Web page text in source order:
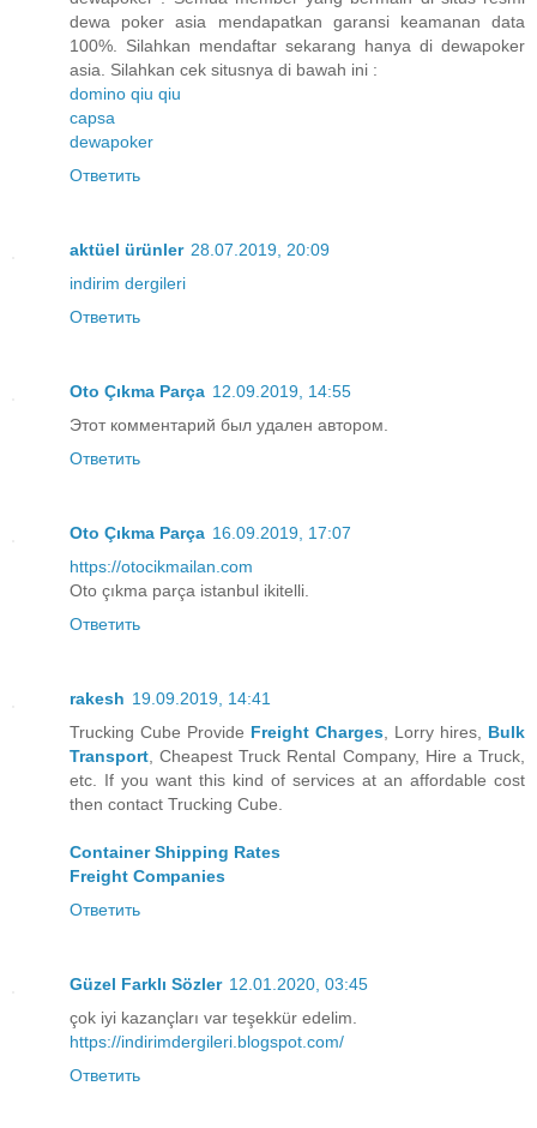
dewa poker asia mendapatkan garansi keamanan data
100%. Silahkan mendaftar sekarang hanya di dewapoker
asia. Silahkan cek situsnya di bawah ini :
domino qiu qiu
capsa
dewapoker
Ответить
aktüel ürünler 28.07.2019, 20:09
indirim dergileri
Ответить
Oto Çıkma Parça 12.09.2019, 14:55
Этот комментарий был удален автором.
Ответить
Oto Çıkma Parça 16.09.2019, 17:07
https://otocikmailan.com
Oto çıkma parça istanbul ikitelli.
Ответить
rakesh 19.09.2019, 14:41
Trucking Cube Provide Freight Charges , Lorry hires, Bulk
Transport , Cheapest Truck Rental Company, Hire a Truck,
etc. If you want this kind of services at an affordable cost
then contact Trucking Cube.
Container Shipping Rates
Freight Companies
Ответить
Güzel Farklı Sözler 12.01.2020, 03:45
çok iyi kazançları var teşekkür edelim.
https://indirimdergileri.blogspot.com/
Ответить